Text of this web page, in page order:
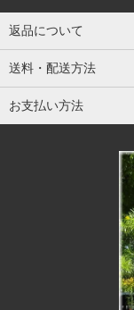
返品について
送料・配送方法
お支払い方法